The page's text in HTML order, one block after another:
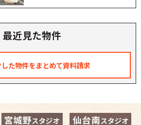
最近見た物件